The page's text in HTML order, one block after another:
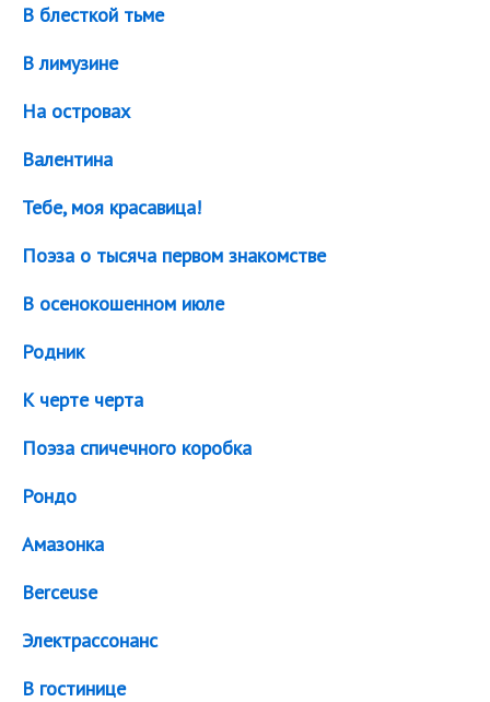
В блесткой тьме
В лимузине
На островах
Валентина
Тебе, моя красавица!
Поэза о тысяча первом знакомстве
В осенокошенном июле
Родник
К черте черта
Поэза спичечного коробка
Рондо
Амазонка
Berceuse
Электрассонанс
В гостинице